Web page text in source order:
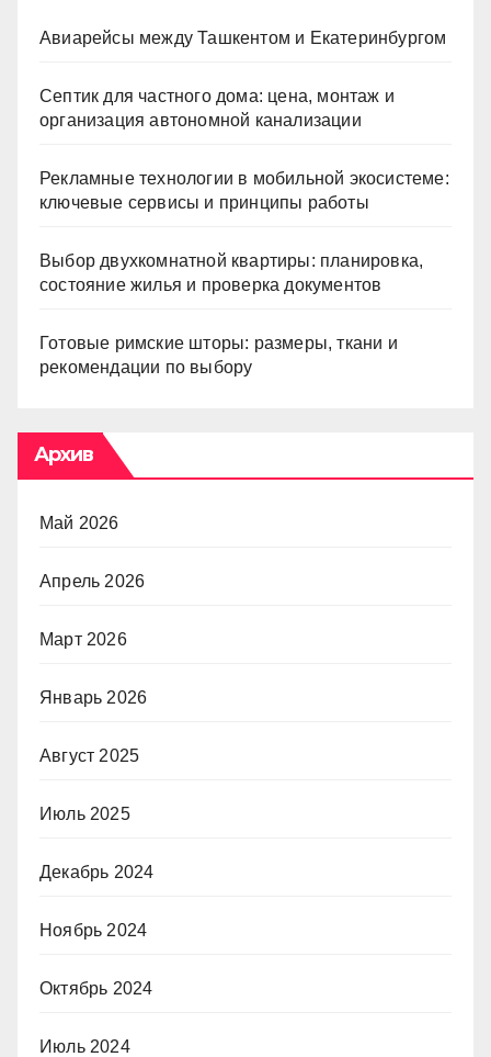
Авиарейсы между Ташкентом и Екатеринбургом
Септик для частного дома: цена, монтаж и
организация автономной канализации
Рекламные технологии в мобильной экосистеме:
ключевые сервисы и принципы работы
Выбор двухкомнатной квартиры: планировка,
состояние жилья и проверка документов
Готовые римские шторы: размеры, ткани и
рекомендации по выбору
Архив
Май 2026
Апрель 2026
Март 2026
Январь 2026
Август 2025
Июль 2025
Декабрь 2024
Ноябрь 2024
Октябрь 2024
Июль 2024